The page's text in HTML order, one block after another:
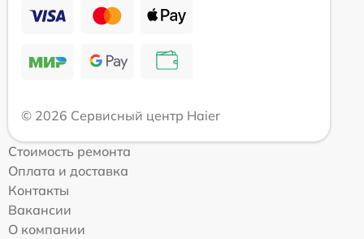
© 2026 Сервисный центр Haier
Стоимость ремонта
Оплата и доставка
Контакты
Вакансии
О компании